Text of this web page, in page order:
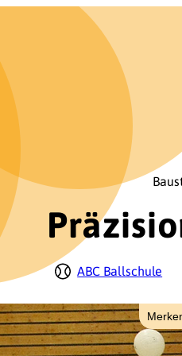
ABC Ballschule